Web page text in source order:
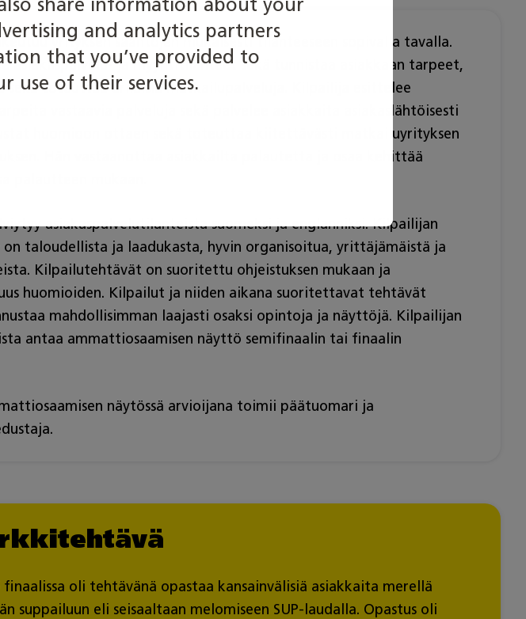
and analytics partners
that you’ve provided to
use of their services.
yrityksen sääntöjen mukaisesti tilanteeseen sopivalla tavalla.
asiakaspalvelu- ja myyntitilanteet sekä tunnistaa asiakkaan tarpeet,
sekä toteuttaa erilaisia matkailupalveluja. Kilpailija esittelee
vastaavia palveluja sekä palvelee asiakkaita asiakaslähtöisesti
huomioon ottaen sekä toteuttaa kiitettävästi matkailuyrityksen
Hän vastaanottaa asiakkailta palautetta ja osaa kehittää
asiakaspalvelutilanteista suomeksi ja englanniksi. Kilpailijan
taloudellista ja laadukasta, hyvin organisoitua, yrittäjämäistä ja
Kilpailutehtävät on suoritettu ohjeistuksen mukaan ja
huomioiden. Kilpailut ja niiden aikana suoritettavat tehtävät
mahdollisimman laajasti osaksi opintoja ja näyttöjä. Kilpailijan
antaa ammattiosaamisen näyttö semifinaalin tai finaalin
näytössä arvioijana toimii päätuomari ja
finaalissa oli tehtävänä opastaa kansainvälisiä asiakkaita merellä
suppailuun eli seisaaltaan melomiseen SUP-laudalla. Opastus oli